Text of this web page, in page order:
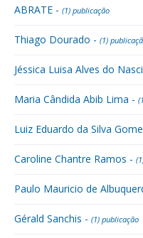
ABRATE - (1) publicação
Thiago Dourado - (1)
Jéssica Luisa Alves do
Maria Cândida Abib Lima -
Luiz Eduardo da Silva
Caroline Chantre Ramos -
Paulo Mauricio de
Gérald Sanchis - (1) publicação